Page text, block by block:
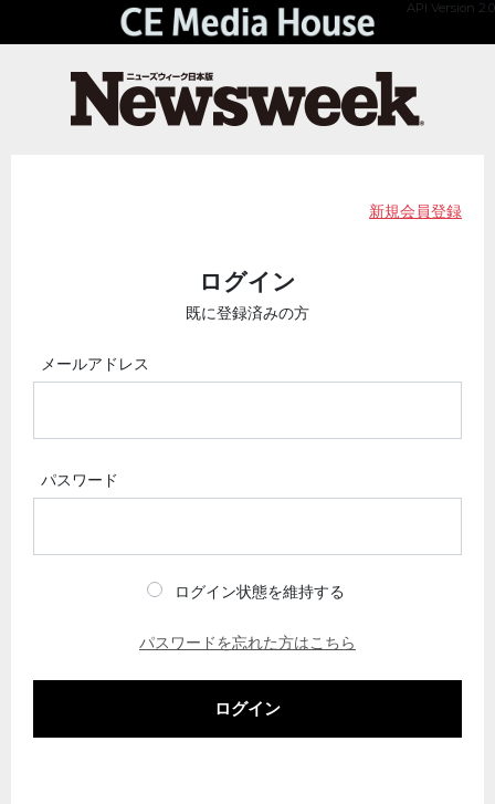
API Version 2.0
新規会員登録
ログイン
既に登録済みの方
メールアドレス
パスワード
ログイン状態を維持する
パスワードを忘れた方はこちら
ログイン